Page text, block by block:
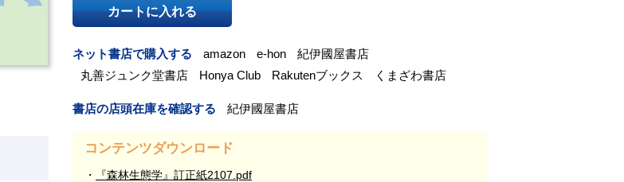
カートに入れる
ネット書店で購入する amazon e-hon
紀伊國屋書店
丸善ジュンク堂書店
Honya Club Rakutenブックス くまざわ書店
書店の店頭在庫を確認する 紀伊國屋書店
コンテンツダウンロード
『森林生態学』訂正紙2107.pdf